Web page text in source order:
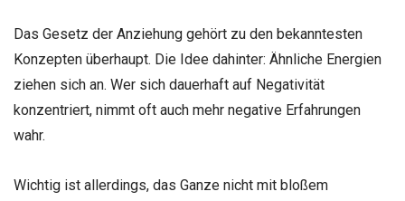
Das Gesetz der Anziehung gehört zu den bekanntesten
Konzepten überhaupt. Die Idee dahinter: Ähnliche Energien
ziehen sich an. Wer sich dauerhaft auf Negativität
konzentriert, nimmt oft auch mehr negative Erfahrungen
wahr.
Wichtig ist allerdings, das Ganze nicht mit bloßem